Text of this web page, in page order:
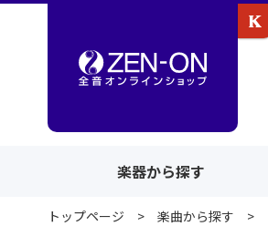
楽器から探す
トップページ 楽曲から探す